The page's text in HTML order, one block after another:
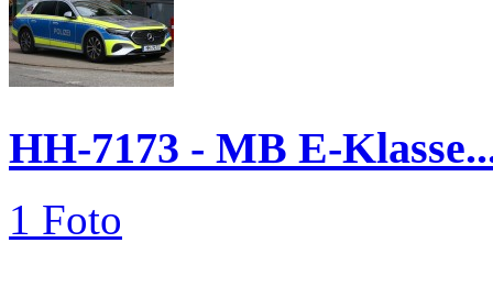
HH-7173 - MB E-
1 Foto